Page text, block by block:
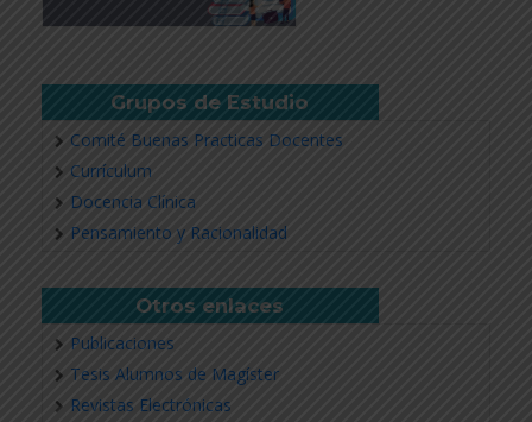
Grupos de Estudio
Comité Buenas Practicas Docentes
Currículum
Docencia Clínica
Pensamiento y Racionalidad
Otros enlaces
Publicaciones
Tesis Alumnos de Magíster
Revistas Electrónicas